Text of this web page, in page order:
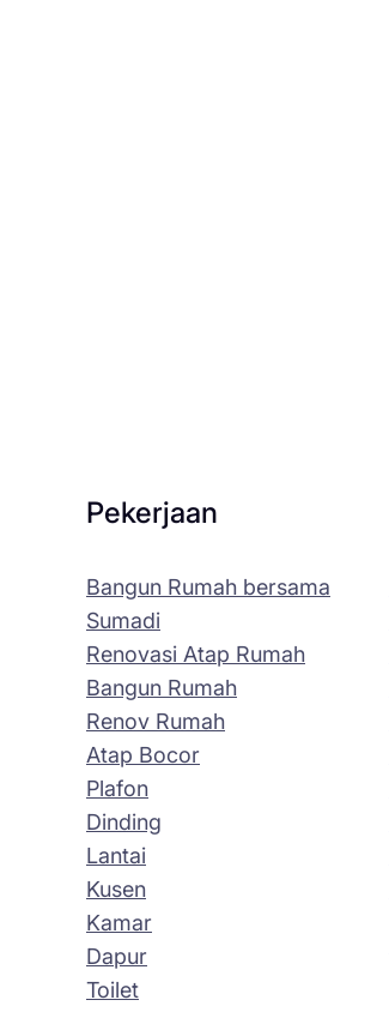
Pekerjaan
Bangun Rumah bersama
Sumadi
Renovasi Atap Rumah
Bangun Rumah
Renov Rumah
Atap Bocor
Plafon
Dinding
Lantai
Kusen
Kamar
Dapur
Toilet